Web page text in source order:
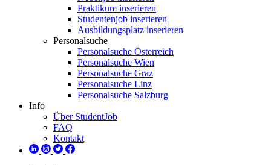
Praktikum inserieren
Studentenjob inserieren
Ausbildungsplatz inserieren
Personalsuche
Personalsuche Österreich
Personalsuche Wien
Personalsuche Graz
Personalsuche Linz
Personalsuche Salzburg
Info
Über StudentJob
FAQ
Kontakt